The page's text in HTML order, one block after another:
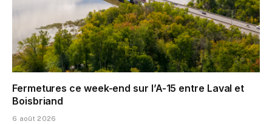
Fermetures ce week-end sur l’A-15 entre Laval et
Boisbriand
6 août 2026